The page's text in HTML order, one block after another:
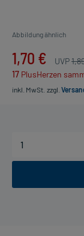
Abbildung ähnlich
1,70 € UVP
17 PlusHerzen
inkl. MwSt. zzgl.